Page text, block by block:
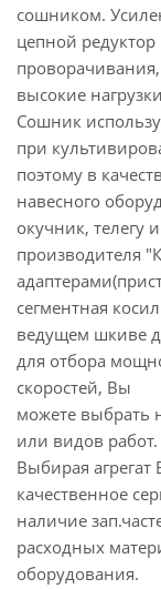
сошником.
цепной
высокие
Сошник
при
поэтому в
навесного
окучник, телегу
производителя
сегментная
ведущем шкиве
для отбора
скоростей, Вы
можете выбрать
или видов работ.
Выбирая агрегат
качественное
наличие
расходных
оборудования.